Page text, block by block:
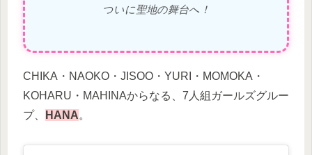
ついに聖地の舞台へ！
CHIKA・NAOKO・JISOO・YURI・MOMOKA・
KOHARU・MAHINAからなる、7人組ガールズグルー
プ、
HANA。